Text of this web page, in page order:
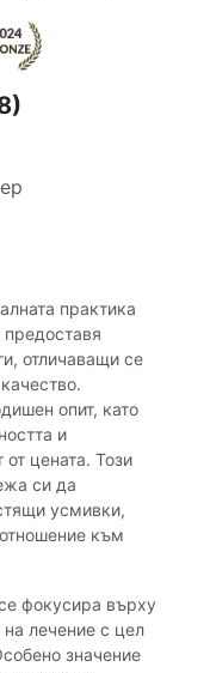
практика
предоставя
отличаващи се
опит, като
и
цената. Този
си да
усмивки,
към
фокусира върху
лечение с цел
значение